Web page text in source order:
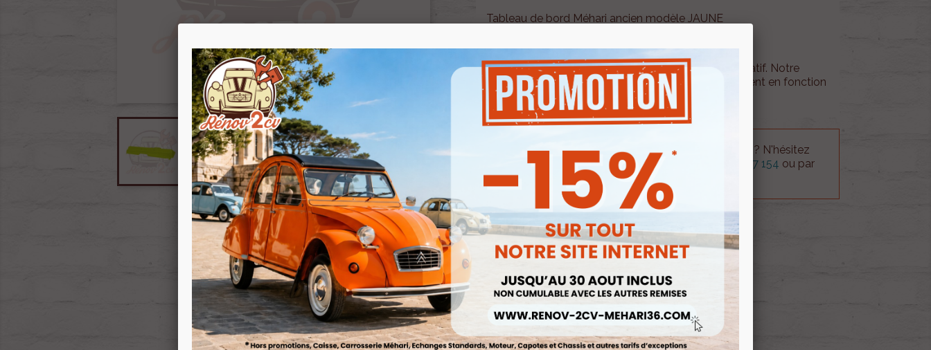
Tableau de bord Méhari ancien modèle JAUNE
Attention !!, le coût des frais d'envois est à titre indicatif. Notre
service client vous recontactera en cas de supplément en fonction
du volume de votre commande.
Besoin d'un renseignement technique sur le produit ? N'hésitez
pas à contacter notre service technique au
0254 277 154 ou par
mail à
renov2cv.technique@gmail.com
Quantité
 AJOUTER AU PANIER
Derniers articles en stock